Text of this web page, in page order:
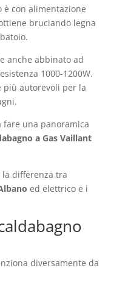
con alimentazione
bruciando legna
anche abbinato ad
1000-1200W.
più autorevoli per la
una panoramica
a Gas Vaillant
differenza tra
ed elettrico e i
diversamente da